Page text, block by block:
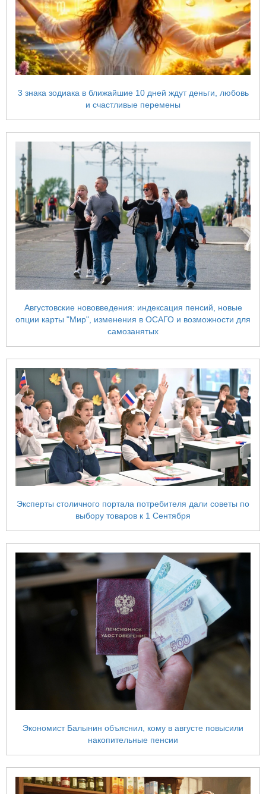
3 знака зодиака в ближайшие 10 дней ждут деньги, любовь
и счастливые перемены
Августовские нововведения: индексация пенсий, новые
опции карты "Мир", изменения в ОСАГО и возможности для
самозанятых
Эксперты столичного портала потребителя дали советы по
выбору товаров к 1 Сентября
Экономист Балынин объяснил, кому в августе повысили
накопительные пенсии